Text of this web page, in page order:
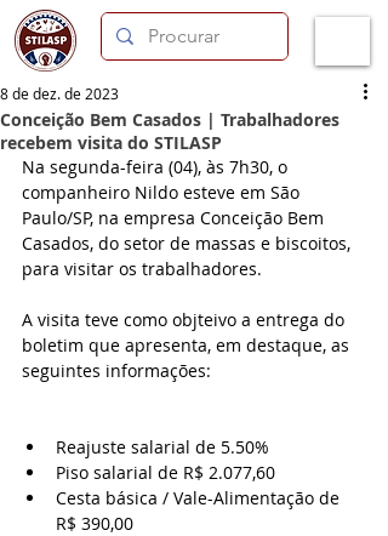
Conceição Bem Casados | Trabalhadores
recebem visita do STILASP
8 de dez. de 2023
Na segunda-feira (04), às 7h30, o
companheiro Nildo esteve em São
Paulo/SP, na empresa Conceição Bem
Casados, do setor de massas e biscoitos,
para visitar os trabalhadores.
A visita teve como objteivo a entrega do
boletim que apresenta, em destaque, as
seguintes informações:
Reajuste salarial de 5.50%
Piso salarial de R$ 2.077,60
Cesta básica / Vale-Alimentação de
R$ 390,00